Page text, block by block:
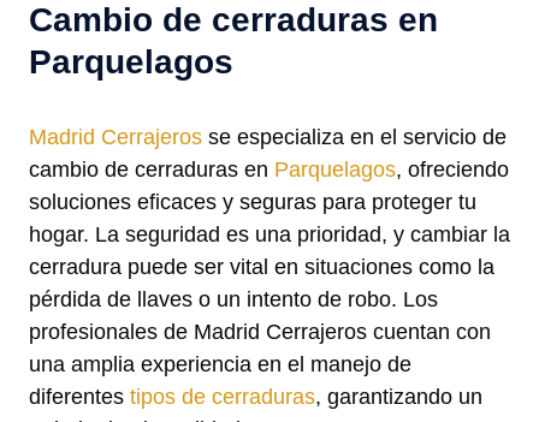
Cambio de cerraduras en
Parquelagos
Madrid Cerrajeros se especializa en el servicio de
cambio de cerraduras en Parquelagos, ofreciendo
soluciones eficaces y seguras para proteger tu
hogar. La seguridad es una prioridad, y cambiar la
cerradura puede ser vital en situaciones como la
pérdida de llaves o un intento de robo. Los
profesionales de Madrid Cerrajeros cuentan con
una amplia experiencia en el manejo de
diferentes tipos de cerraduras, garantizando un